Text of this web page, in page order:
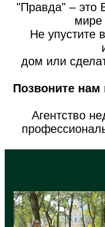
"Правда" – это
мире
Не упустите
дом или
Позвоните нам
Агентство